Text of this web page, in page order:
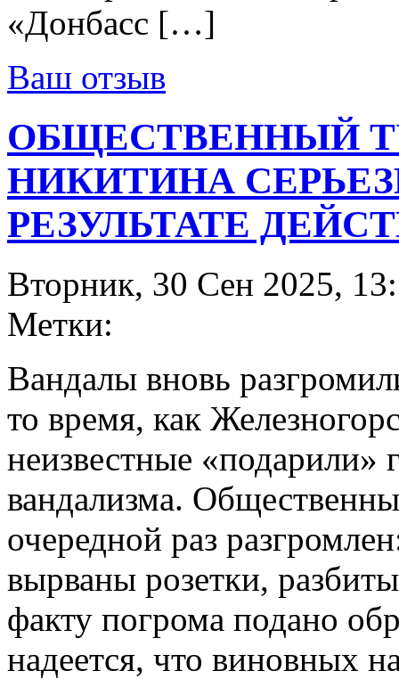
«Донбасс […]
Ваш отзыв
ОБЩЕСТВЕННЫЙ
НИКИТИНА
РЕЗУЛЬТАТЕ
Вторник, 30 Сен 2025,
Метки:
Вандалы вновь
то время, как
неизвестные «подарили»
вандализма.
очередной раз
вырваны розетки,
факту погрома подано
надеется, что виновных